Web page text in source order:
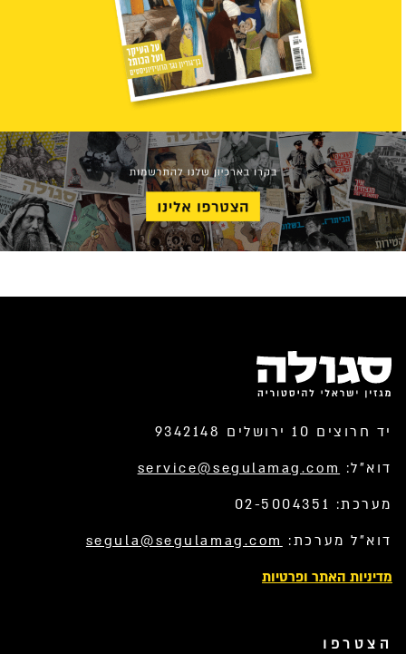
יד חרוצים 10 ירושלים 9342148
דוא”ל: service@segulamag.com
מערכת: 02-5004351
דוא”ל מערכת: segula@segulamag.com
מדיניות האתר ופרטיות
הצטרפו